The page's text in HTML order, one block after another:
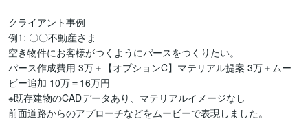
クライアント事例
例1: 〇〇不動産さま
空き物件にお客様がつくようにパースをつくりたい。
パース作成費用 3万＋【オプションC】マテリアル提案 3万＋ムー
ビー追加 10万＝16万円
※既存建物のCADデータあり、マテリアルイメージなし
前面道路からのアプローチなどをムービーで表現しました。